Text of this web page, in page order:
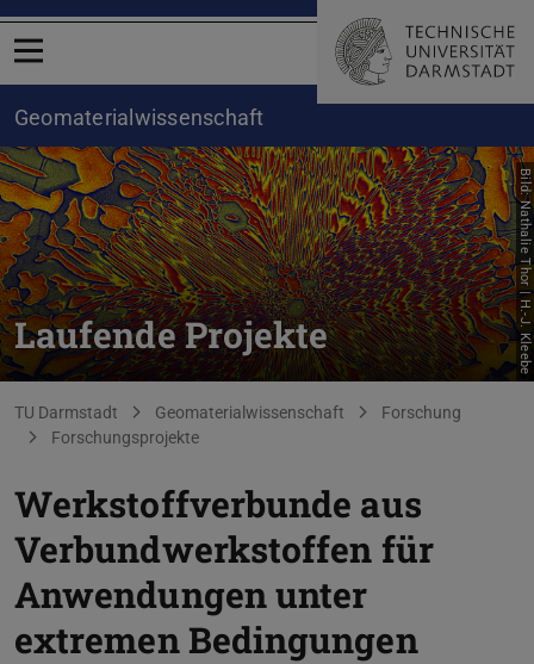
Menü öffnen
Geomaterialwissenschaft
Laufende Projekte Bild: Nathalie Thor | H.-J. Kleebe
Sie befinden sich hier:
TU Darmstadt Geomaterialwissenschaft
Forschung
Forschungsprojekte
Werkstoffverbunde aus
Verbundwerkstoffen für
Anwendungen unter
extremen Bedingungen